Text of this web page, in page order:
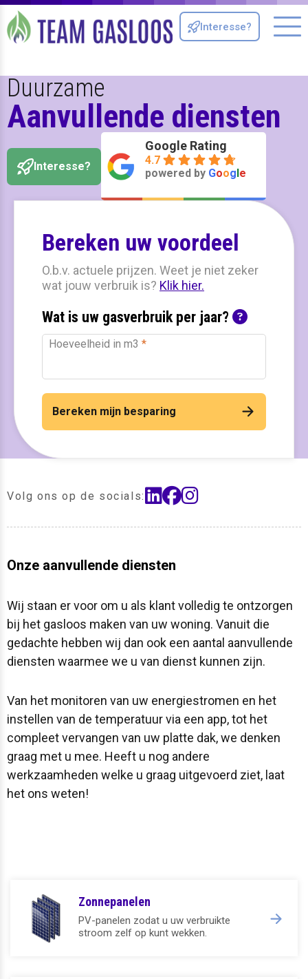
Interesse?
Duurzame
Aanvullende diensten
Interesse?
Google Rating
4.7
powered by Google
Bereken uw voordeel
O.b.v. actuele prijzen. Weet je niet zeker
wat jouw verbruik is? Klik hier.
Wat is uw gasverbruik per jaar?
Hoeveelheid in m3 *
Bereken mijn besparing
Volg ons op de socials: linkedin
facebook
instagram
Onze aanvullende diensten
Wij staan er voor om u als klant volledig te ontzorgen
bij het gasloos maken van uw woning. Vanuit die
gedachte hebben wij dan ook een aantal aanvullende
diensten waarmee we u van dienst kunnen zijn.
Van het monitoren van uw energiestromen en het
instellen van de temperatuur via een app, tot het
compleet vervangen van uw platte dak, we denken
graag met u mee. Heeft u nog andere
werkzaamheden welke u graag uitgevoerd ziet, laat
het ons weten!
Zonnepanelen
PV-panelen zodat u uw verbruikte
stroom zelf op kunt wekken.